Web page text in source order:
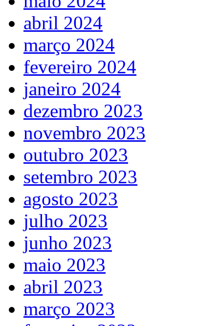
abril 2024
março 2024
fevereiro 2024
janeiro 2024
dezembro 2023
novembro 2023
outubro 2023
setembro 2023
agosto 2023
julho 2023
junho 2023
maio 2023
abril 2023
março 2023